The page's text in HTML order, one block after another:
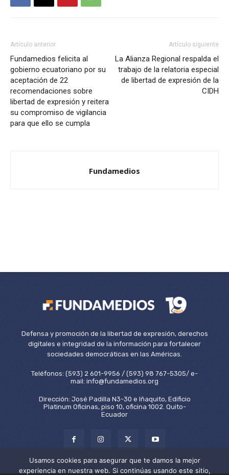
Artículo anterior
Fundamedios felicita al
gobierno ecuatoriano por su
aceptación de 22
recomendaciones sobre
libertad de expresión y reitera
su compromiso de vigilancia
para que ello se cumpla
Artículo siguiente
La Alianza Regional respalda el
trabajo de la relatoria especial
de libertad de expresión de la
CIDH
Fundamedios
Defensa y promoción de la libertad de expresión, derechos
digitales e integridad de la información para fortalecer
sociedades democráticas en las Américas.
Teléfonos: (593) 2 601-9956 / (593) 98 767-5305/ e-
mail: info@fundamedios.org
Dirección: José Padilla N3-30 e Iñaquito, Edificio
Platinum Oficinas, piso 10, oficina 1002. Quito-
Ecuador
Usamos cookies para asegurar que te damos la mejor
experiencia en nuestra web. Si continúas usando este sitio,